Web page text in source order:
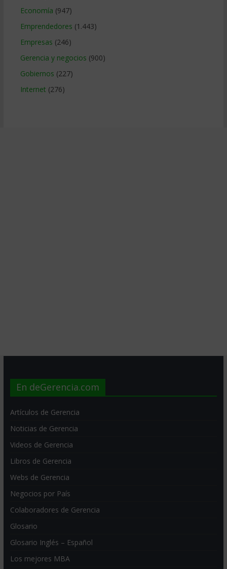
Economía (947)
Emprendedores (1.443)
Empresas (246)
Gerencia y negocios (900)
Gobiernos (227)
Internet (276)
En deGerencia.com
Artículos de Gerencia
Noticias de Gerencia
Videos de Gerencia
Libros de Gerencia
Webs de Gerencia
Negocios por País
Colaboradores de Gerencia
Glosario
Glosario Inglés – Español
Los mejores MBA